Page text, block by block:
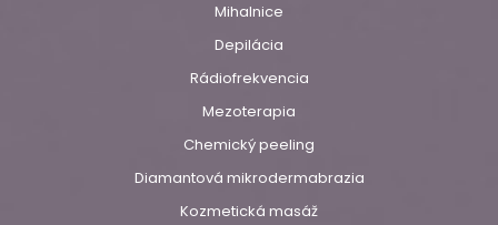
Mihalnice
Depilácia
Rádiofrekvencia
Mezoterapia
Chemický peeling
Diamantová mikrodermabrazia
Kozmetická masáž